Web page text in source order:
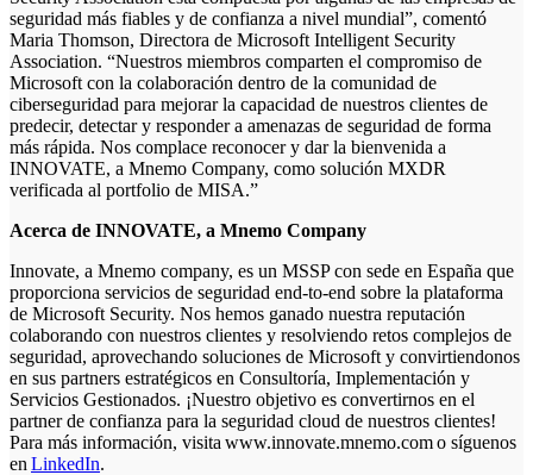
seguridad más fiables y de confianza a nivel mundial”, comentó
Maria Thomson, Directora de Microsoft Intelligent Security
Association. “Nuestros miembros comparten el compromiso de
Microsoft con la colaboración dentro de la comunidad de
ciberseguridad para mejorar la capacidad de nuestros clientes de
predecir, detectar y responder a amenazas de seguridad de forma
más rápida. Nos complace reconocer y dar la bienvenida a
INNOVATE, a Mnemo Company, como solución MXDR
verificada al portfolio de MISA.”
Acerca de INNOVATE, a Mnemo Company
Innovate, a Mnemo company, es un MSSP con sede en España que
proporciona servicios de seguridad end-to-end sobre la plataforma
de Microsoft Security. Nos hemos ganado nuestra reputación
colaborando con nuestros clientes y resolviendo retos complejos de
seguridad, aprovechando soluciones de Microsoft y convirtiendonos
en sus partners estratégicos en Consultoría, Implementación y
Servicios Gestionados. ¡Nuestro objetivo es convertirnos en el
partner de confianza para la seguridad cloud de nuestros clientes!
Para más información, visita www.innovate.mnemo.com o síguenos
en LinkedIn.